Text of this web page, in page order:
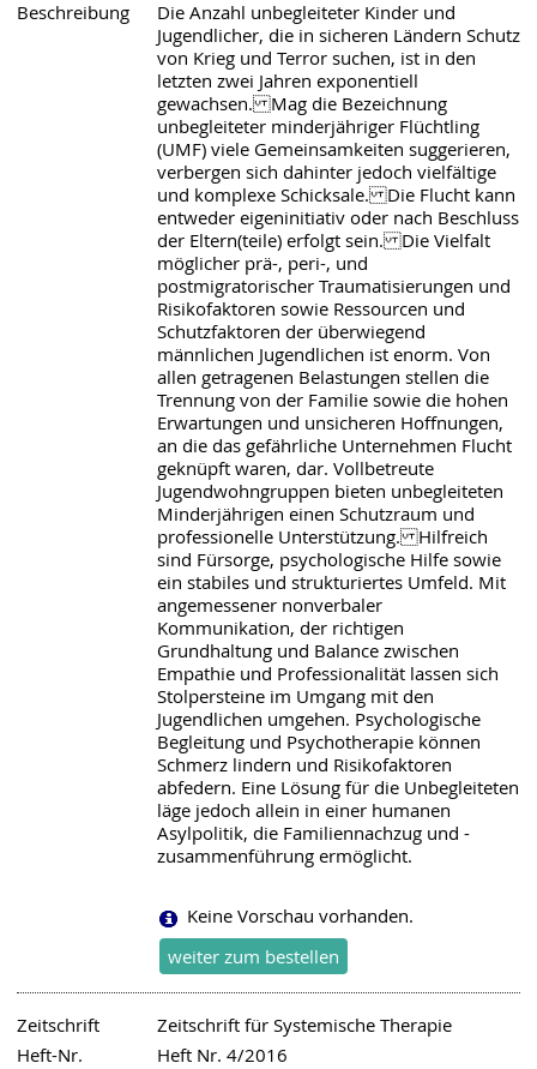
Beschreibung
Die Anzahl unbegleiteter Kinder und
Jugendlicher, die in sicheren Ländern Schutz
von Krieg und Terror suchen, ist in den
letzten zwei Jahren exponentiell
gewachsen. Mag die Bezeichnung
unbegleiteter minderjähriger Flüchtling
(UMF) viele Gemeinsamkeiten suggerieren,
verbergen sich dahinter jedoch vielfältige
und komplexe Schicksale. Die Flucht kann
entweder eigeninitiativ oder nach Beschluss
der Eltern(teile) erfolgt sein. Die Vielfalt
möglicher prä-, peri-, und
postmigratorischer Traumatisierungen und
Risikofaktoren sowie Ressourcen und
Schutzfaktoren der überwiegend
männlichen Jugendlichen ist enorm. Von
allen getragenen Belastungen stellen die
Trennung von der Familie sowie die hohen
Erwartungen und unsicheren Hoffnungen,
an die das gefährliche Unternehmen Flucht
geknüpft waren, dar. Vollbetreute
Jugendwohngruppen bieten unbegleiteten
Minderjährigen einen Schutzraum und
professionelle Unterstützung. Hilfreich
sind Fürsorge, psychologische Hilfe sowie
ein stabiles und strukturiertes Umfeld. Mit
angemessener nonverbaler
Kommunikation, der richtigen
Grundhaltung und Balance zwischen
Empathie und Professionalität lassen sich
Stolpersteine im Umgang mit den
Jugendlichen umgehen. Psychologische
Begleitung und Psychotherapie können
Schmerz lindern und Risikofaktoren
abfedern. Eine Lösung für die Unbegleiteten
läge jedoch allein in einer humanen
Asylpolitik, die Familiennachzug und -
zusammenführung ermöglicht.
Keine Vorschau vorhanden.
Zeitschrift
Zeitschrift für Systemische Therapie
Heft-Nr.
Heft Nr. 4/2016